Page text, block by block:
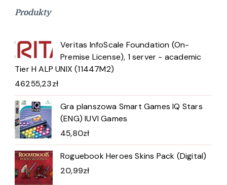
Produkty
Veritas InfoScale Foundation (On-
Premise License), 1 server - academic
Tier H ALP UNIX (11447M2)
46255,23zł
Gra planszowa Smart Games IQ Stars
(ENG) IUVI Games
45,80zł
Roguebook Heroes Skins Pack (Digital)
20,99zł